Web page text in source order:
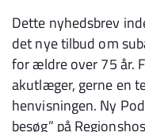
Dette nyhedsbrev
det nye tilbud om
for ældre over 75 år.
akutlæger, gerne en
henvisningen. Ny
besøg” på